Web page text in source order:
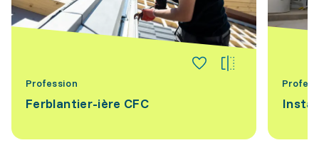
Profession
Ferblantier-ière CFC